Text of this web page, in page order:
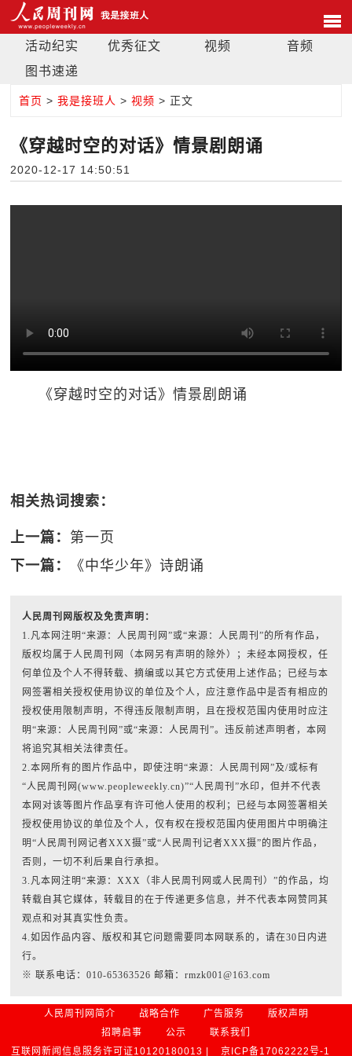
活动纪实 优秀征文 视频
音频
图书速递
首页 >我是接班人 >视频 > 正文
《穿越时空的对话》情景剧朗诵
2020-12-17 14:50:51
《穿越时空的对话》情景剧朗诵
相关热词搜索：
上一篇： 第一页
下一篇：
《中华少年》诗朗诵
人民周刊网版权及免责声明：
1.凡本网注明“来源：人民周刊网”或“来源：人民周刊”的所有作品，
版权均属于人民周刊网（本网另有声明的除外）；未经本网授权，任
何单位及个人不得转载、摘编或以其它方式使用上述作品；已经与本
网签署相关授权使用协议的单位及个人，应注意作品中是否有相应的
授权使用限制声明，不得违反限制声明，且在授权范围内使用时应注
明“来源：人民周刊网”或“来源：人民周刊”。违反前述声明者，本网
将追究其相关法律责任。
2.本网所有的图片作品中，即使注明“来源：人民周刊网”及/或标有
“人民周刊网(www.peopleweekly.cn)”“人民周刊”水印，但并不代表
本网对该等图片作品享有许可他人使用的权利；已经与本网签署相关
授权使用协议的单位及个人，仅有权在授权范围内使用图片中明确注
明“人民周刊网记者XXX摄”或“人民周刊记者XXX摄”的图片作品，
否则，一切不利后果自行承担。
3.凡本网注明“来源：XXX（非人民周刊网或人民周刊）”的作品，均
转载自其它媒体，转载目的在于传递更多信息，并不代表本网赞同其
观点和对其真实性负责。
4.如因作品内容、版权和其它问题需要同本网联系的，请在30日内进
行。
※ 联系电话：010-65363526 邮箱：rmzk001@163.com
人民周刊网简介 战略合作 广告服务
版权声明
招聘启事
公示
联系我们
互联网新闻信息服务许可证10120180013 |
京ICP备17062222号-1